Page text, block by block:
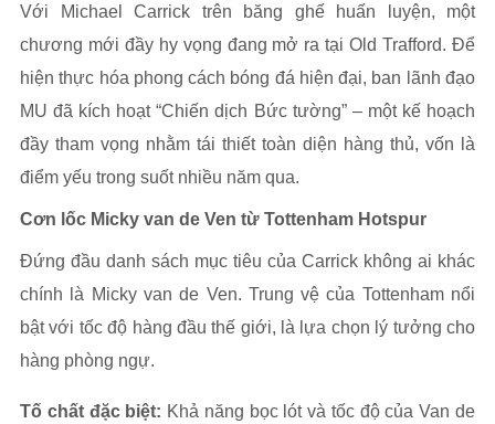
Với Michael Carrick trên băng ghế huấn luyện, một
chương mới đầy hy vọng đang mở ra tại Old Trafford. Để
hiện thực hóa phong cách bóng đá hiện đại, ban lãnh đạo
MU đã kích hoạt “Chiến dịch Bức tường” – một kế hoạch
đầy tham vọng nhằm tái thiết toàn diện hàng thủ, vốn là
điểm yếu trong suốt nhiều năm qua.
Cơn lốc Micky van de Ven từ Tottenham Hotspur
Đứng đầu danh sách mục tiêu của Carrick không ai khác
chính là Micky van de Ven. Trung vệ của Tottenham nổi
bật với tốc độ hàng đầu thế giới, là lựa chọn lý tưởng cho
hàng phòng ngự.
Tố chất đặc biệt: Khả năng bọc lót và tốc độ của Van de